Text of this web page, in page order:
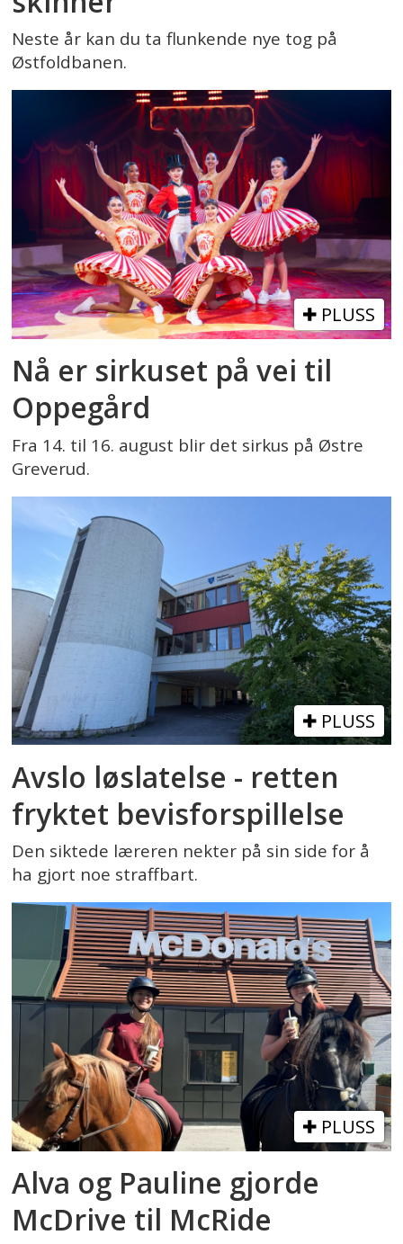
Neste år kan du ta flunkende nye tog på
Østfoldbanen.
PLUSS
Nå er sirkuset på vei til
Oppegård
Fra 14. til 16. august blir det sirkus på Østre
Greverud.
PLUSS
Avslo løslatelse - retten
fryktet bevisforspillelse
Den siktede læreren nekter på sin side for å
ha gjort noe straffbart.
PLUSS
Alva og Pauline gjorde
McDrive til McRide